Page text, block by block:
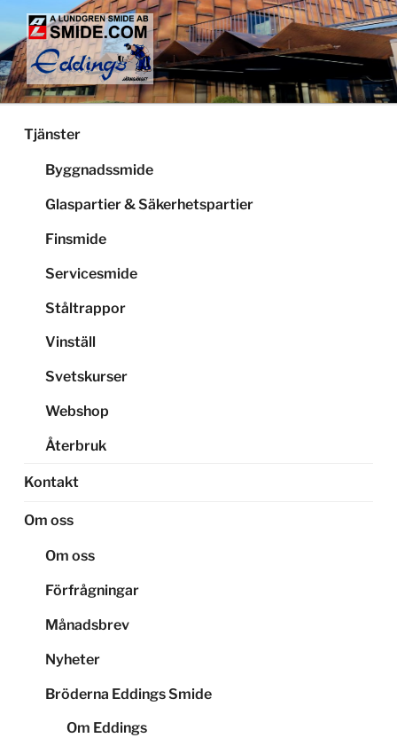
Hoppa
innehåll
LUNDGRENS SMIDE
Smide och glaspartier i Stockholm
Tjänster
Byggnadssmide
Glaspartier & Säkerhetspartier
Finsmide
Servicesmide
Ståltrappor
Vinställ
Svetskurser
Webshop
Återbruk
Kontakt
Om oss
Om oss
Förfrågningar
Månadsbrev
Nyheter
Bröderna Eddings Smide
Om Eddings